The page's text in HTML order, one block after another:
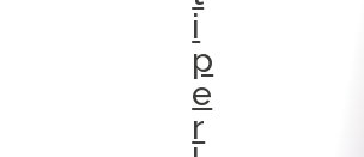
i
p
e
r